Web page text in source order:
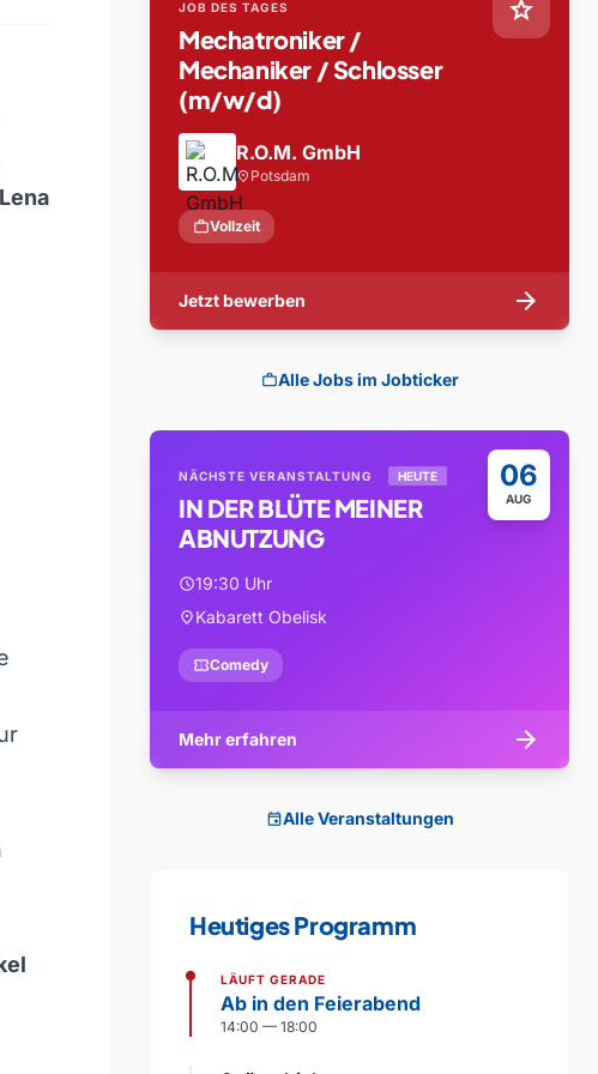
Lena
star
JOB DES TAGES
Mechatroniker /
Mechaniker / Schlosser
(m/w/d)
R.O.M. GmbH
location_on Potsdam
workVollzeit
Jetzt bewerben arrow_forward
workAlle Jobs im Jobticker
06
AUG
NÄCHSTE VERANSTALTUNG HEUTE
IN DER BLÜTE MEINER
ABNUTZUNG
schedule19:30 Uhr
location_onKabarett Obelisk
confirmation_numberComedy
Mehr erfahren arrow_forward
eventAlle Veranstaltungen
Heutiges Programm
LÄUFT GERADE
Ab in den Feierabend
14:00 — 18:00